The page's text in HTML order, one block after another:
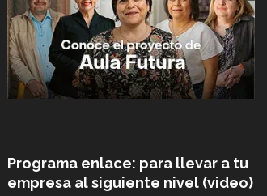
Programa enlace: para llevar a tu
empresa al siguiente nivel (video)